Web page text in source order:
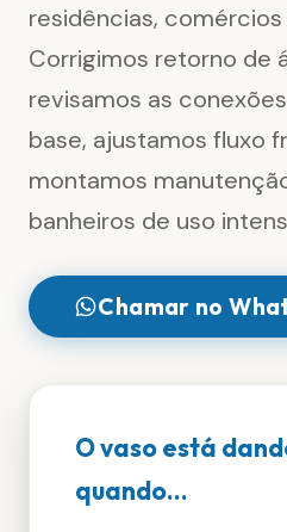
residências,
Corrigimos retorno de
revisamos as
base, ajustamos fluxo
montamos
banheiros de uso
Chamar no
O vaso está
quando...